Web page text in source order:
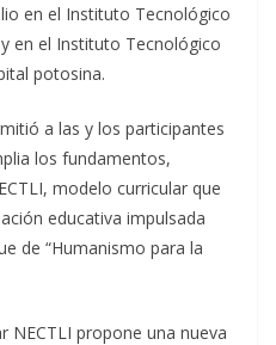
en el Instituto Tecnológico
en el Instituto Tecnológico
potosina.
a las y los participantes
los fundamentos,
modelo curricular que
educativa impulsada
de “Humanismo para la
NECTLI propone una nueva